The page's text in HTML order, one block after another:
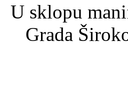
U sklopu
Grada